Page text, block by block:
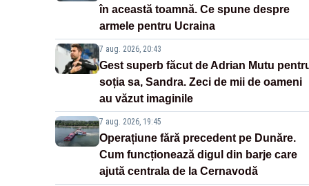
în această toamnă. Ce spune despre
armele pentru Ucraina
7 aug. 2026, 20:43
Gest superb făcut de Adrian Mutu
soția sa, Sandra. Zeci de mii de oameni
au văzut imaginile
7 aug. 2026, 19:45
Operațiune fără precedent pe Dunăre.
Cum funcționează digul din barje care
ajută centrala de la Cernavodă